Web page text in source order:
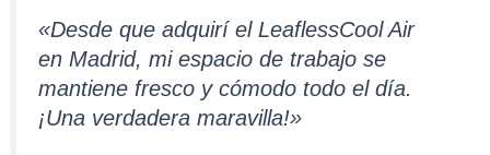
«Desde que adquirí el LeaflessCool Air
en Madrid, mi espacio de trabajo se
mantiene fresco y cómodo todo el día.
¡Una verdadera maravilla!»